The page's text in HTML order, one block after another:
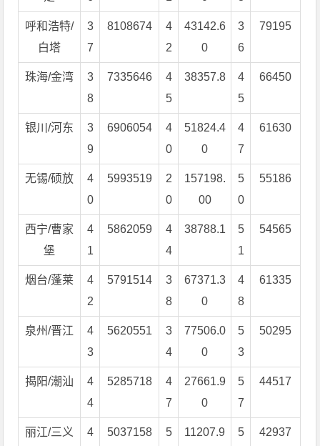
呼和浩特/
白塔
3
7
8108674
4
2
43142.6
0
3
6
79195
珠海/金湾
3
8
7335646
4
5
38357.8
4
5
66450
银川/河东
3
9
6906054
4
0
51824.4
0
4
7
61630
无锡/硕放
4
0
5993519
2
0
157198.
00
5
0
55186
西宁/曹家
堡
4
1
5862059
4
4
38788.1
5
1
54565
烟台/蓬莱
4
2
5791514
3
8
67371.3
0
4
8
61335
泉州/晋江
4
3
5620551
3
4
77506.0
0
5
3
50295
揭阳/潮汕
4
4
5285718
4
7
27661.9
0
5
7
44517
丽江/三义
4
5037158
5
11207.9
5
42937